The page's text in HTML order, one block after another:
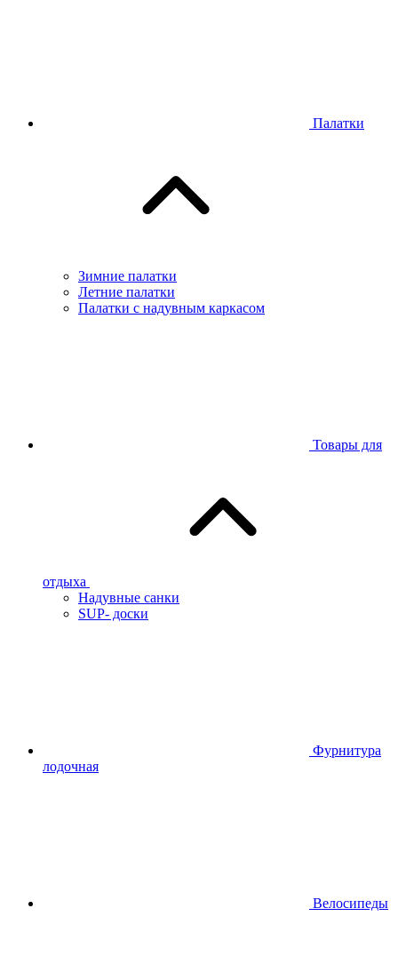
Палатки
Зимние палатки
Летние палатки
Палатки с надувным каркасом
Товары для
отдыха
Надувные санки
SUP- доски
Фурнитура
лодочная
Велосипеды